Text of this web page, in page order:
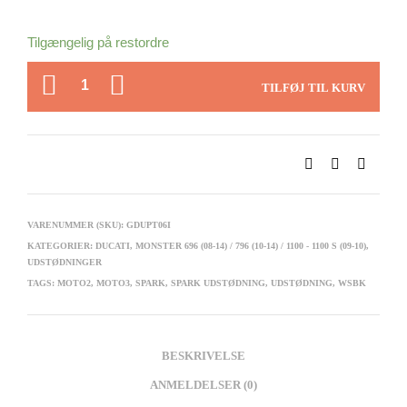
Tilgængelig på restordre
ANTAL
TILFØJ TIL KURV
VARENUMMER (SKU): GDUPT06I
KATEGORIER: DUCATI, MONSTER 696 (08-14) / 796 (10-14) / 1100 - 1100 S (09-10),
UDSTØDNINGER
TAGS: MOTO2, MOTO3, SPARK, SPARK UDSTØDNING, UDSTØDNING, WSBK
BESKRIVELSE
ANMELDELSER (0)